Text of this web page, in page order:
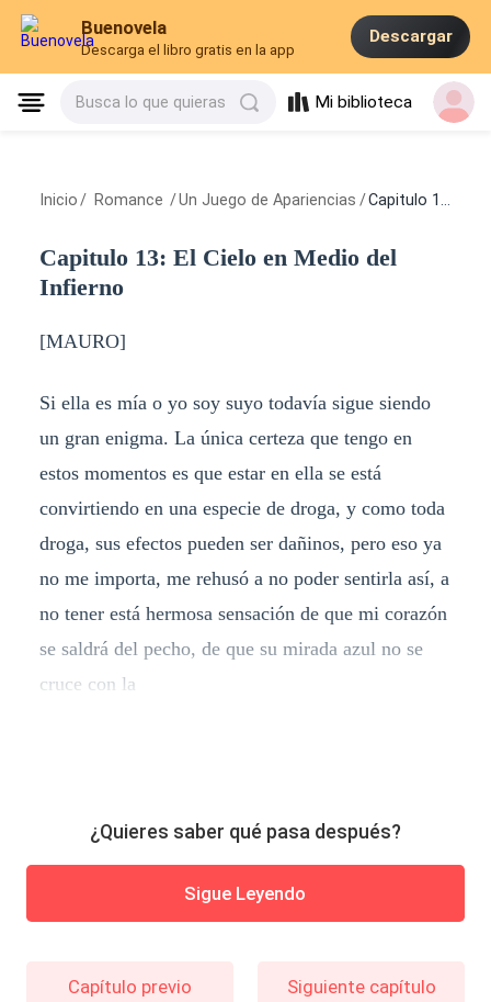
Buenovela
Descarga el libro gratis en la app
Descargar
Busca lo que quieras Mi biblioteca
Inicio / Romance /Un Juego de Apariencias /Capitulo 13: El Cielo en Medio del Infierno
Capitulo 13: El Cielo en Medio del
Infierno
[MAURO]
Si ella es mía o yo soy suyo todavía sigue siendo
un gran enigma. La única certeza que tengo en
estos momentos es que estar en ella se está
convirtiendo en una especie de droga, y como toda
droga, sus efectos pueden ser dañinos, pero eso ya
no me importa, me rehusó a no poder sentirla así, a
no tener está hermosa sensación de que mi corazón
se saldrá del pecho, de que su mirada azul no se
cruce con la
¿Quieres saber qué pasa después?
Sigue Leyendo
Capítulo previo Siguiente capítulo